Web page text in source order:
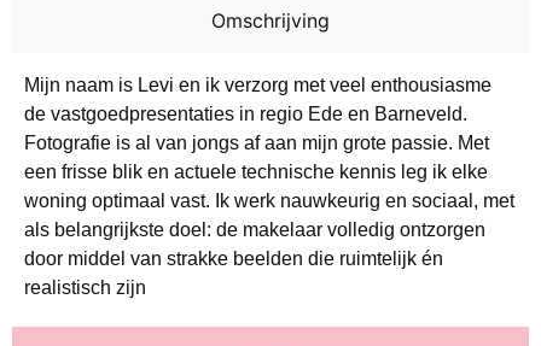
Omschrijving
Mijn naam is Levi en ik verzorg met veel enthousiasme
de vastgoedpresentaties in regio Ede en Barneveld.
Fotografie is al van jongs af aan mijn grote passie. Met
een frisse blik en actuele technische kennis leg ik elke
woning optimaal vast. Ik werk nauwkeurig en sociaal, met
als belangrijkste doel: de makelaar volledig ontzorgen
door middel van strakke beelden die ruimtelijk én
realistisch zijn